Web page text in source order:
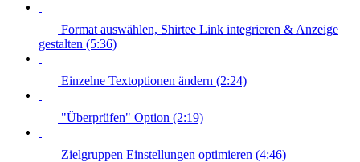
Format auswählen, Shirtee Link integrieren & Anzeige
gestalten (5:36)
Einzelne Textoptionen ändern (2:24)
"Überprüfen" Option (2:19)
Zielgruppen Einstellungen optimieren (4:46)